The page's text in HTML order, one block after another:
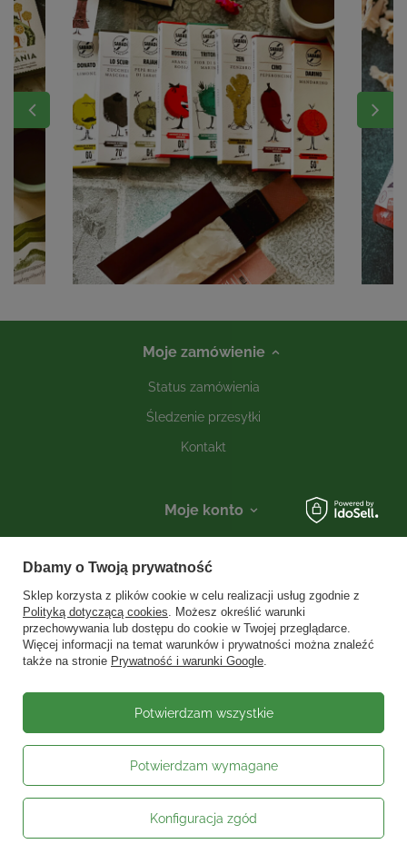
Moje zamówienie
Status zamówienia
Śledzenie przesyłki
Kontakt
Moje konto
Social media
W sklepie prezentujemy ceny brutto (z VAT). Stawki VAT dla konsumentów z
kraju:Polska.
Dbamy o Twoją prywatność
Sklep korzysta z plików cookie w celu realizacji usług zgodnie z
Polityką dotyczącą cookies. Możesz określić warunki
przechowywania lub dostępu do cookie w Twojej przeglądarce.
Więcej informacji na temat warunków i prywatności można znaleźć
także na stronie Prywatność i warunki Google.
Potwierdzam wymagane
Konfiguracja zgód
Potwierdzam wszystkie